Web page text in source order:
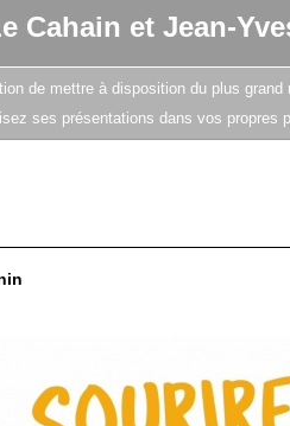
Cahain et Jean-
de mettre à disposition du plus
ses présentations dans vos propres